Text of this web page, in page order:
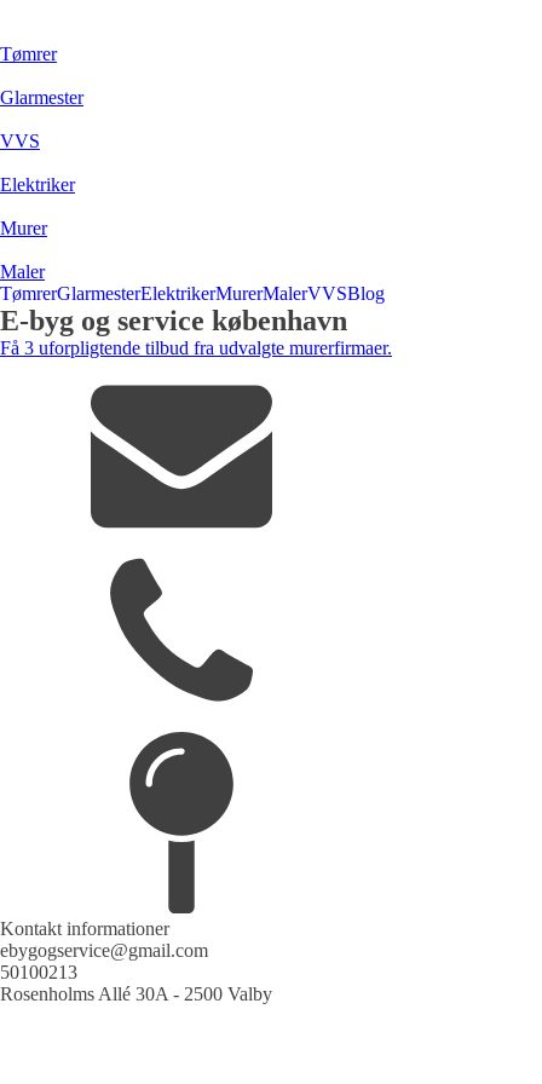
Tømrer
Glarmester
VVS
Elektriker
Murer
Maler
TømrerGlarmesterElektrikerMurerMalerVVSBlog
E-byg og service københavn
Få 3 uforpligtende tilbud fra udvalgte murerfirmaer.
Kontakt informationer
ebygogservice@gmail.com
50100213
Rosenholms Allé 30A - 2500 Valby